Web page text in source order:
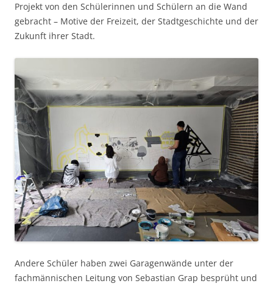
Projekt von den Schülerinnen und Schülern an die Wand
gebracht – Motive der Freizeit, der Stadtgeschichte und der
Zukunft ihrer Stadt.
Andere Schüler haben zwei Garagenwände unter der
fachmännischen Leitung von Sebastian Grap besprüht und